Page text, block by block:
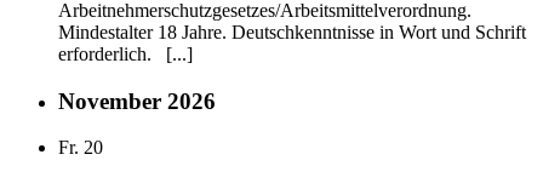
Arbeitnehmerschutzgesetzes/Arbeitsmittelverordnung.
Mindestalter 18 Jahre. Deutschkenntnisse in Wort und Schrift
erforderlich. [...]
November 2026
Fr. 20